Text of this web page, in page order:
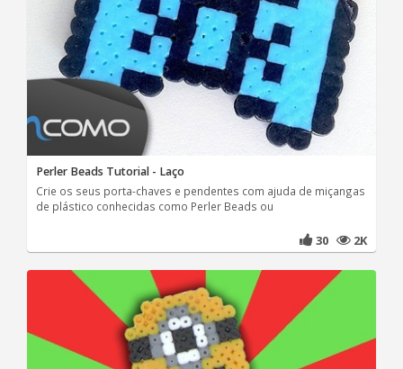
Perler Beads Tutorial - Laço
Crie os seus porta-chaves e pendentes com ajuda de miçangas
de plástico conhecidas como Perler Beads ou
30 2K